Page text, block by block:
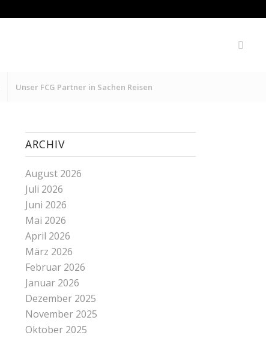
Unser FCG Partner in Sachen Reisen
ARCHIV
August 2026
Juli 2026
Juni 2026
Mai 2026
April 2026
März 2026
Februar 2026
Januar 2026
Dezember 2025
November 2025
Oktober 2025